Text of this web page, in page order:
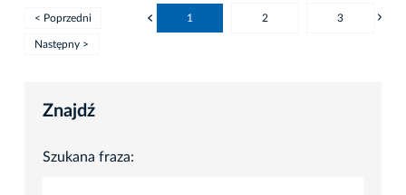
< Poprzedni 1 2 3
Następny >
Znajdź
Szukana fraza: